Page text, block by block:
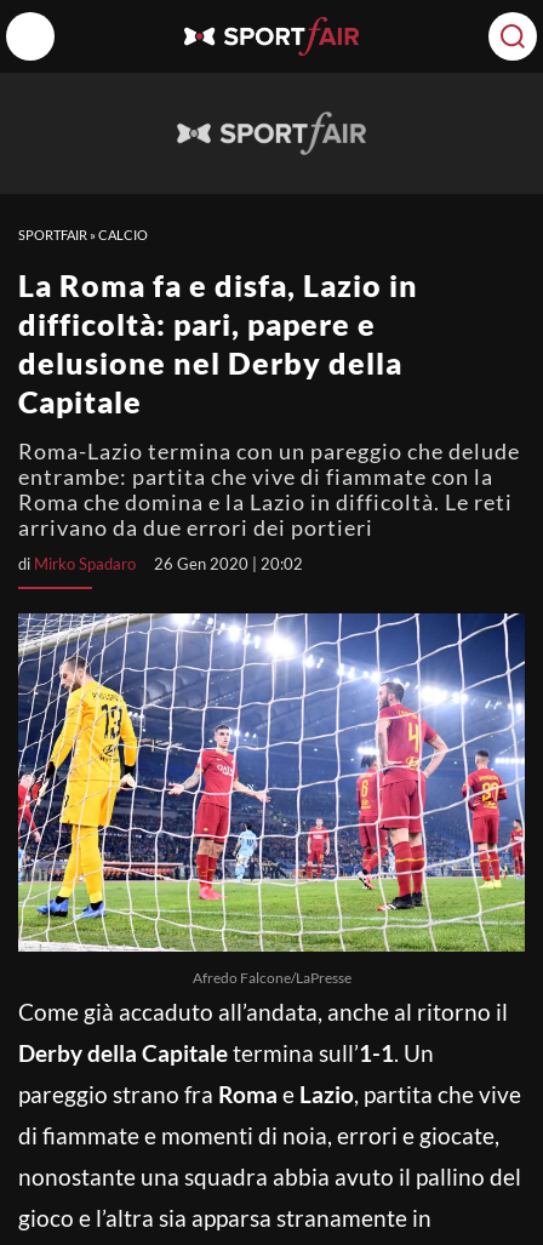
SPORTFAIR »CALCIO
La Roma fa e disfa, Lazio in
difficoltà: pari, papere e
delusione nel Derby della
Capitale
Roma-Lazio termina con un pareggio che delude
entrambe: partita che vive di fiammate con la
Roma che domina e la Lazio in difficoltà. Le reti
arrivano da due errori dei portieri
di Mirko Spadaro 26 Gen 2020 | 20:02
Afredo Falcone/LaPresse
Come già accaduto all’andata, anche al ritorno il
Derby della Capitaletermina sull’1-1. Un
pareggio strano fra Roma e Lazio, partita che vive
di fiammate e momenti di noia, errori e giocate,
nonostante una squadra abbia avuto il pallino del
gioco e l’altra sia apparsa stranamente in